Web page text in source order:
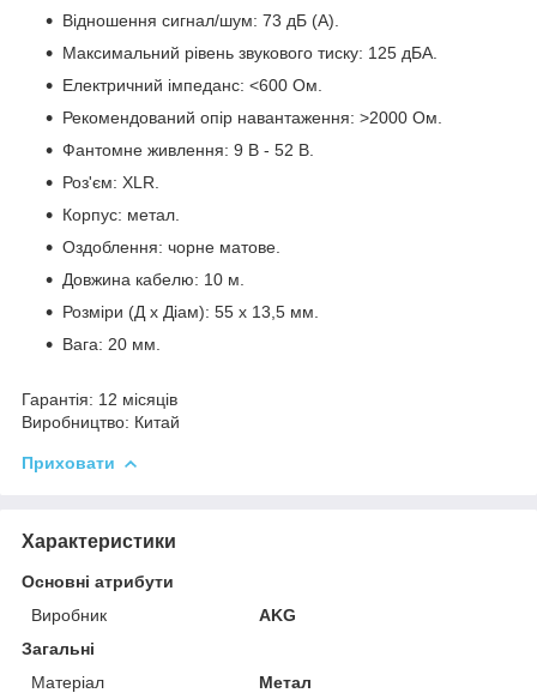
Відношення сигнал/шум: 73 дБ (A).
Максимальний рівень звукового тиску: 125 дБА.
Електричний імпеданс: <600 Ом.
Рекомендований опір навантаження: >2000 Ом.
Фантомне живлення: 9 В - 52 В.
Роз'єм: XLR.
Корпус: метал.
Оздоблення: чорне матове.
Довжина кабелю: 10 м.
Розміри (Д х Діам): 55 х 13,5 мм.
Вага: 20 мм.
Гарантія: 12 місяців
Виробництво: Китай
Приховати
Характеристики
Основні атрибути
Виробник
AKG
Загальні
Матеріал
Метал